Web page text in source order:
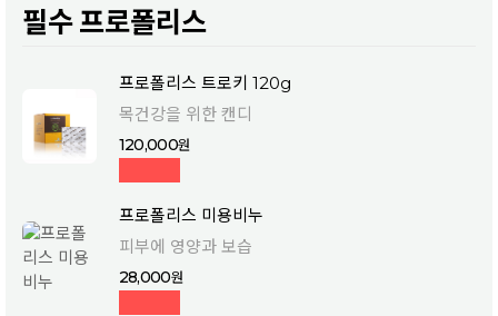
필수 프로폴리스
프로폴리스 트로키 120g
목건강을 위한 캔디
120,000
프로폴리스 미용비누
피부에 영양과 보습
28,000